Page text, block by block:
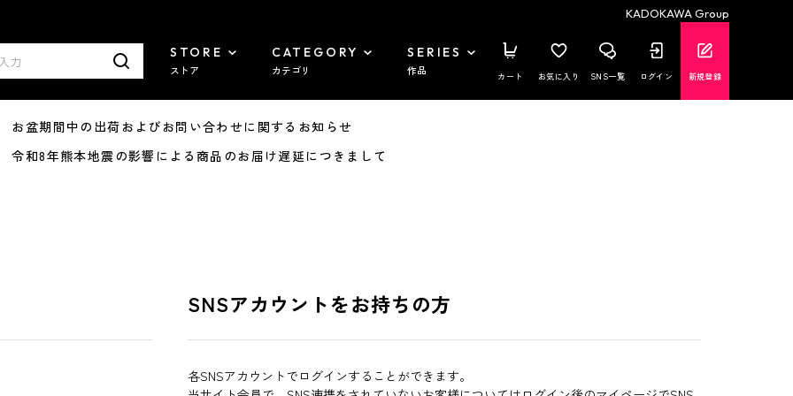
KADOKAWA Group
STORE
ストア
CATEGORY
カテゴリ
SERIES
作品 カート お気に入り SNS一覧 ログイン 新規登録
盆期間中の出荷およびお問い合わせに関するお知らせ
和8年熊本地震の影響による商品のお届け遅延につきまして
SNSアカウントをお持ちの方
各SNSアカウントでログインすることができます。